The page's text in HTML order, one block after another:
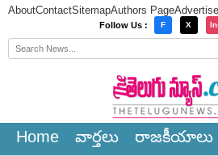
AboutContactSitemapAuthors Page
Follow Us : F X
Home వార్త‌లు రాజ‌కీయాలు